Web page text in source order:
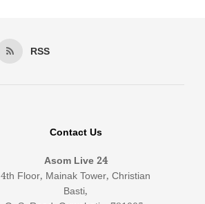
RSS
Contact Us
Asom Live 24
4th Floor, Mainak Tower, Christian
Basti,